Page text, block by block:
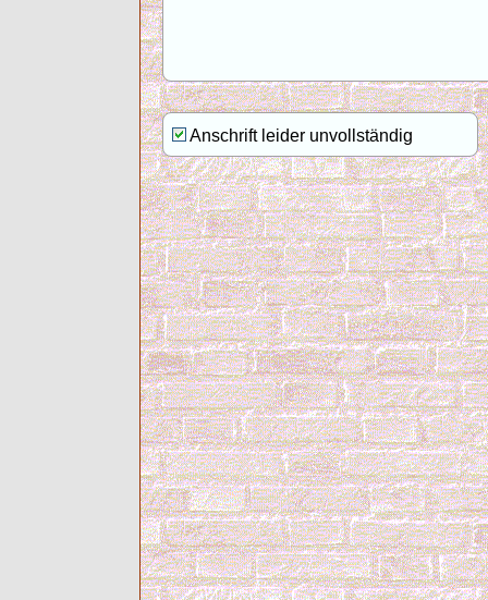
Anschrift leider unvollständig